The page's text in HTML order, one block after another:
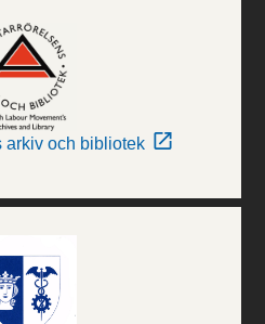
arkiv och bibliotek